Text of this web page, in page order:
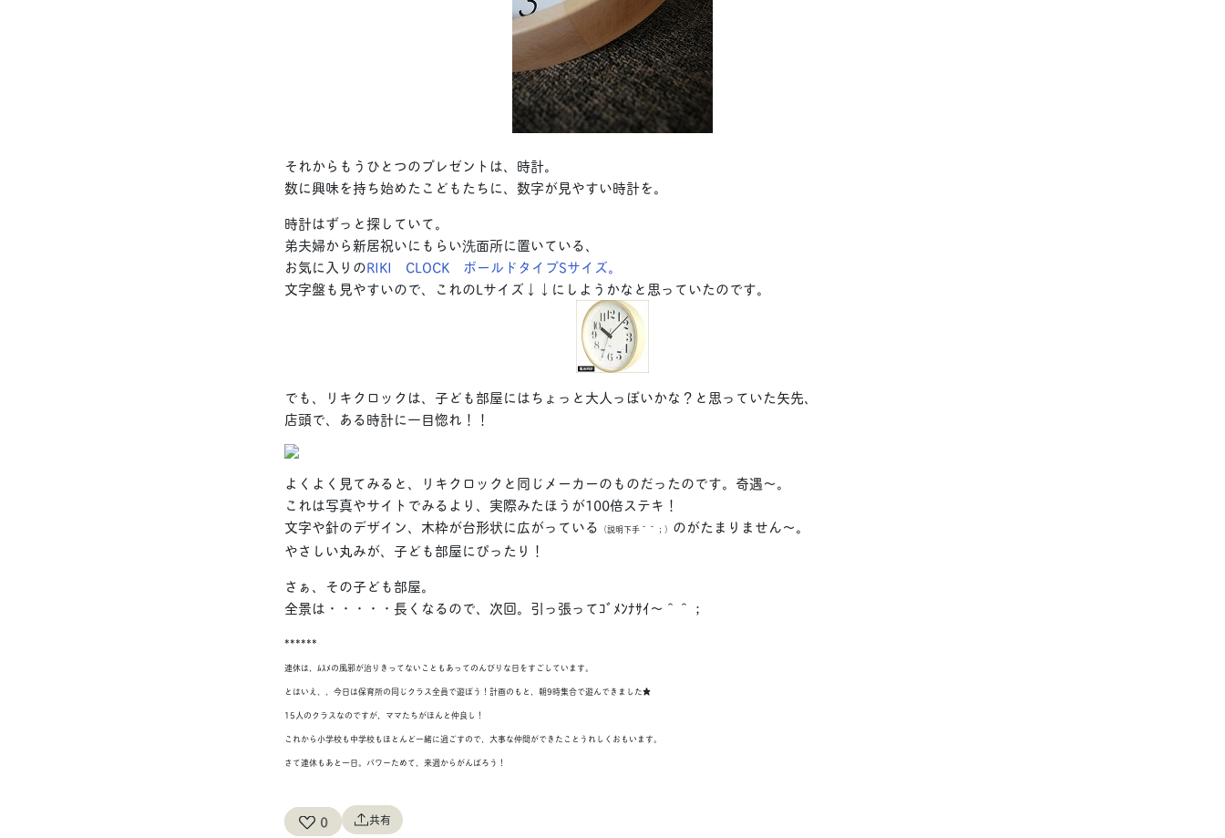
それからもうひとつのプレゼントは、時計。
数に興味を持ち始めたこどもたちに、数字が見やすい時計を。
時計はずっと探していて。
弟夫婦から新居祝いにもらい洗面所に置いている、
お気に入りのRIKI CLOCK ボールドタイプSサイズ。
文字盤も見やすいので、これのLサイズ↓↓にしようかなと思っていたのです。
でも、リキクロックは、子ども部屋にはちょっと大人っぽいかな？と思っていた矢先、
店頭で、ある時計に一目惚れ！！
よくよく見てみると、リキクロックと同じメーカーのものだったのです。奇遇～。
これは写真やサイトでみるより、実際みたほうが100倍ステキ！
文字や針のデザイン、木枠が台形状に広がっている （説明下手＾＾；） のがたまりません～。
やさしい丸みが、子ども部屋にぴったり！
さぁ、その子ども部屋。
全景は・・・・・長くなるので、次回。引っ張ってｺﾞﾒﾝﾅｻｲ～＾＾；
******
連休は、ﾑｽﾒの風邪が治りきってないこともあってのんびりな日をすごしています。
とはいえ、、今日は保育所の同じクラス全員で遊ぼう！計画のもと、朝9時集合で遊んできました★
15人のクラスなのですが、ママたちがほんと仲良し！
これから小学校も中学校もほとんど一緒に過ごすので、大事な仲間ができたことうれしくおもいます。
さて連休もあと一日。パワーためて、来週からがんばろう！
0 共有